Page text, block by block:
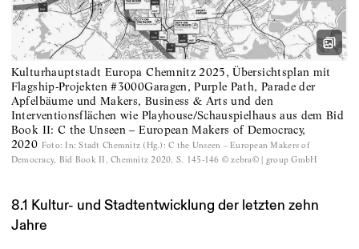
Kulturhauptstadt Europa Chemnitz 2025, Übersichtsplan mit
Flagship-Projekten #3000Garagen, Purple Path, Parade der
Apfelbäume und Makers, Business & Arts und den
Interventionsflächen wie Playhouse/Schauspielhaus aus dem Bid
Book II: C the Unseen – European Makers of Democracy,
2020 Foto: In: Stadt Chemnitz (Hg.): C the Unseen – European Makers of
Democracy, Bid Book II, Chemnitz 2020, S. 145-146 © zebra© | group GmbH
8.1 Kultur- und Stadtentwicklung der letzten zehn
Jahre